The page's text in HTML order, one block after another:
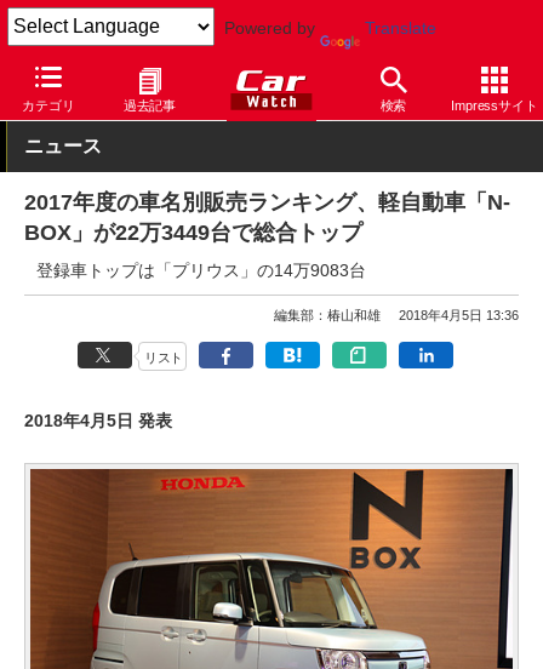
Powered by Translate
カテゴリ 過去記事 検索 Impressサイト
Car Watch 自動車 ホンダ N-BOX
ニュース
2017年度の車名別販売ランキング、軽自動車「N-
BOX」が22万3449台で総合トップ
登録車トップは「プリウス」の14万9083台
編集部：椿山和雄 2018年4月5日 13:36
リスト
2018年4月5日 発表